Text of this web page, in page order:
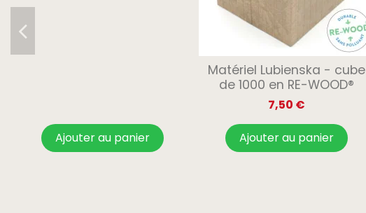
Ajouter au panier
Matériel Lubienska - cube
de 1000 en RE-WOOD®
7,50 €
Ajouter au panier